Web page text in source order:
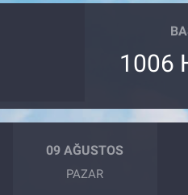
1006
09 AĞUSTOS
PAZAR